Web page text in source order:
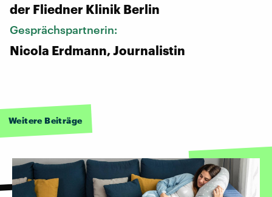
der Fliedner Klinik Berlin
Gesprächspartnerin:
Nicola Erdmann, Journalistin
Weitere Beiträge